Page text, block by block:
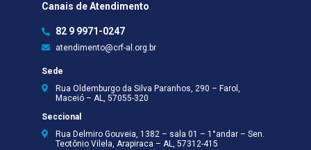
Canais de Atendimento
82 9 9971-0247
atendimento@crf-al.org.br
Sede
Rua Oldemburgo da Silva Paranhos, 290 – Farol,
Maceió – AL, 57055-320
Seccional
Rua Delmiro Gouveia, 1382 – sala 01 – 1°andar – Sen.
Teotônio Vilela, Arapiraca – AL, 57312-415